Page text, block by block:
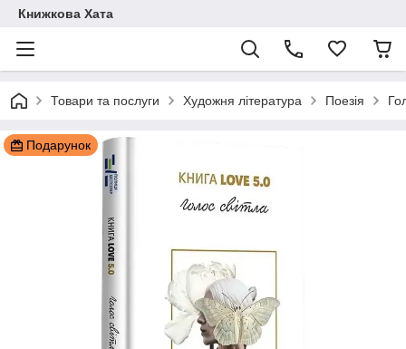
Книжкова Хата
Товари та послуги Художня література Поезія
Подарунок